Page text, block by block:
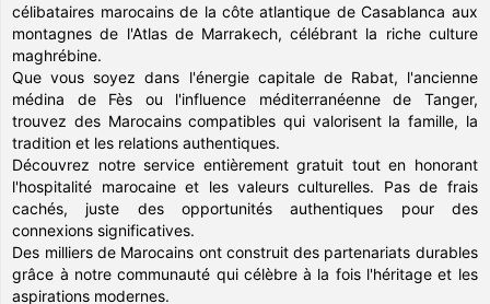
célibataires marocains de la côte atlantique de Casablanca aux
montagnes de l'Atlas de Marrakech, célébrant la riche culture
maghrébine.
Que vous soyez dans l'énergie capitale de Rabat, l'ancienne
médina de Fès ou l'influence méditerranéenne de Tanger,
trouvez des Marocains compatibles qui valorisent la famille, la
tradition et les relations authentiques.
Découvrez notre service entièrement gratuit tout en honorant
l'hospitalité marocaine et les valeurs culturelles. Pas de frais
cachés, juste des opportunités authentiques pour des
connexions significatives.
Des milliers de Marocains ont construit des partenariats durables
grâce à notre communauté qui célèbre à la fois l'héritage et les
aspirations modernes.